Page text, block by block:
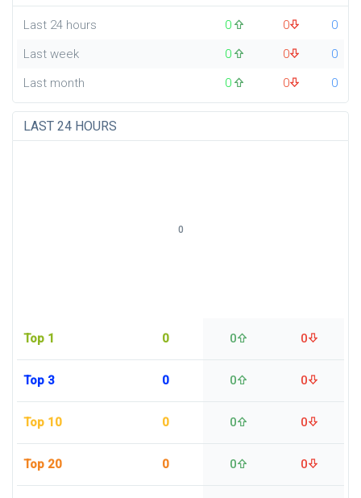
Last 24 hours 0 0
0
Last week
0 0
0
Last month
0 0 0
LAST 24 HOURS
Top 1 0 0 0
Top 3 0 0 0
Top 10 0 0 0
Top 20 0 0 0
0